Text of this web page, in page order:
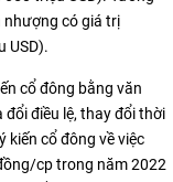
nhượng có giá trị
USD).
cổ đông bằng văn
điều lệ, thay đổi thời
kiến cổ đông về việc
cp trong năm 2022